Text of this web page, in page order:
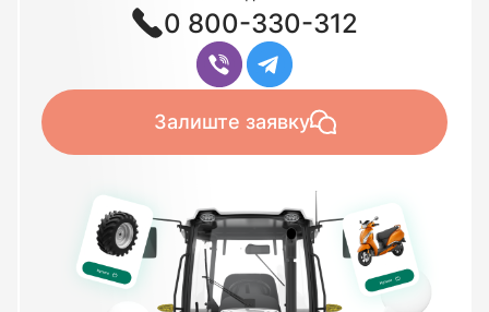
0 800-330-312
Залиште заявку